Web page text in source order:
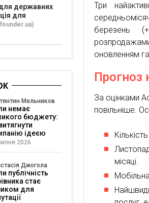
Три
березень
оновленням
Прогноз
За оцінками
повільніше.
місяці.
державних
для
Мельников
немає
бюджету:
ідеєю
2026
Джогола
публічність
стає
для